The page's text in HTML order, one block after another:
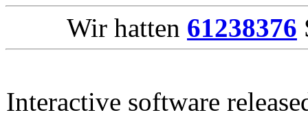
Wir hatten 61238376
Interactive software